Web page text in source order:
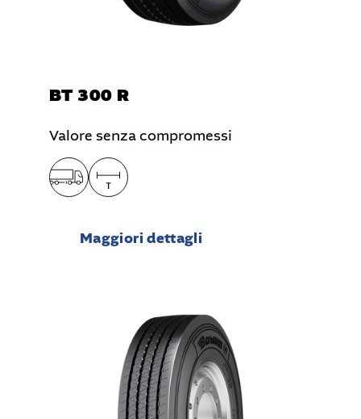
BT 300 R
Valore senza compromessi
Maggiori dettagli